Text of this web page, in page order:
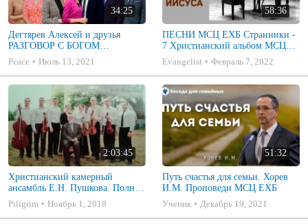
34:25
Дегтярев Алексей и друзья
РАЗГОВОР С БОГОМ
Христианские песни МСЦ ЕХБ
2021 (7я)
Peace Июль 13, 2021
58:36
ПЕСНИ МСЦ ЕХБ Странники -
7 Христианский альбом МСЦ
ЕХБ
Evangelist Февраль 7, 2022
2:03:45
Христианский камерный
ансамбль Е.Н. Пушкова. Полное
собрание
Piligrim Ноябрь 1, 2018
51:32
Путь счастья для семьи. Хорев
И.М. Проповеди МСЦ ЕХБ
Ученик
Декабрь 19, 2021